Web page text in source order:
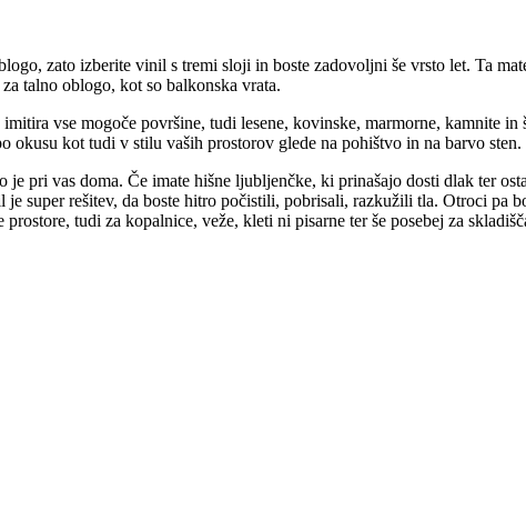
zato izberite vinil s tremi sloji in boste zadovoljni še vrsto let. Ta
talno oblogo, kot so balkonska vrata.
vse mogoče površine, tudi lesene, kovinske, marmorne, kamnite
okusu kot tudi v stilu vaših prostorov glede na pohištvo in na barvo sten.
pri vas doma. Če imate hišne ljubljenčke, ki prinašajo dosti dlak ter
super rešitev, da boste hitro počistili, pobrisali, razkužili tla. Otroci pa
tudi za kopalnice, veže, kleti ni pisarne ter še posebej za